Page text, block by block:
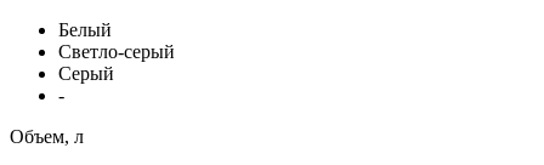
Белый
Светло-серый
Серый
-
Объем, л